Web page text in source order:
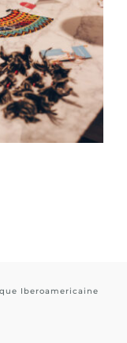
Iberoamericaine